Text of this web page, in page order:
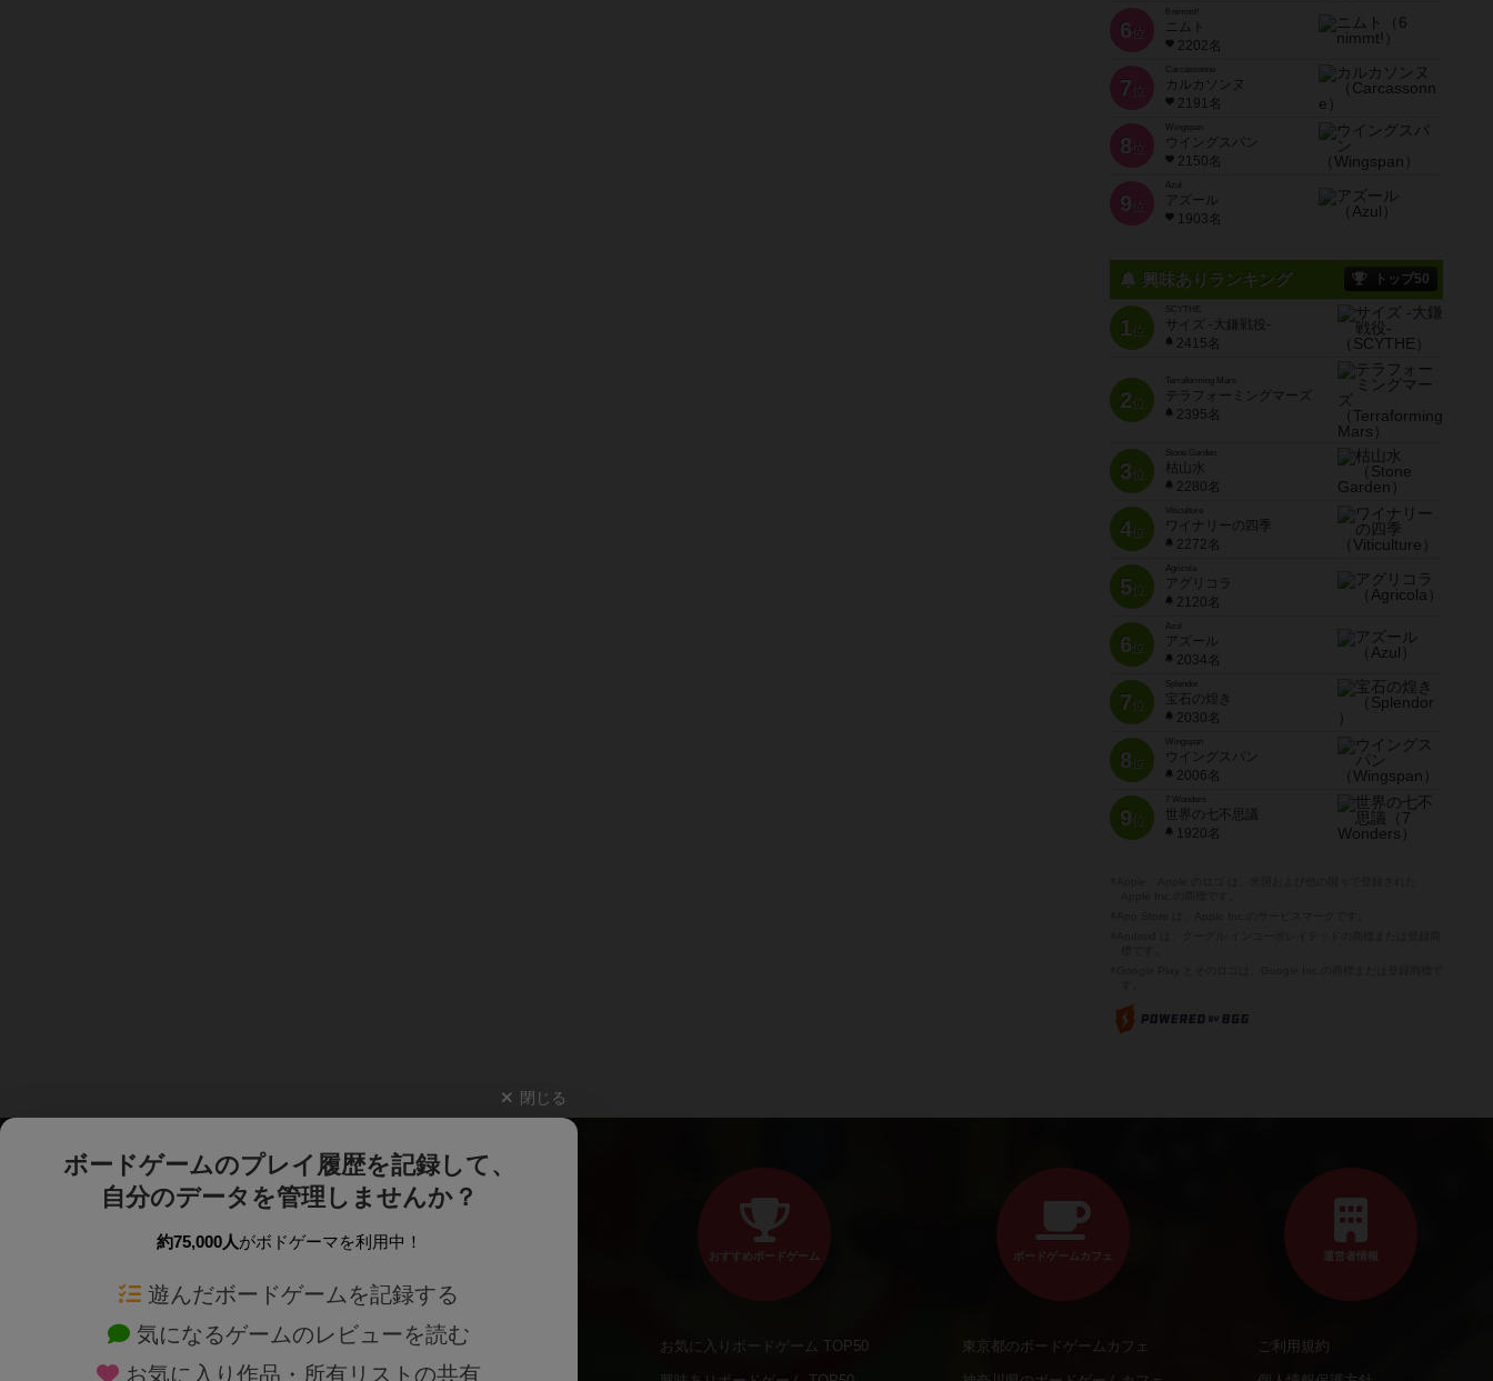
6 位
ニムト
2202名
7 位
Carcassonne
カルカソンヌ
2191名
8 位
Wingspan
ウイングスパン
2150名
9 位
Azul
アズール
1903名
興味ありランキング トップ50
1位
SCYTHE
サイズ -大鎌戦役-
2415名
2位
Terraforming Mars
テラフォーミングマーズ
2395名
3位
Stone Garden
枯山水
2280名
4位
Viticulture
ワイナリーの四季
2272名
5位
Agricola
アグリコラ
2120名
6位
Azul
アズール
2034名
7位
宝石の煌き
2030名
8位
Wingspan
ウイングスパン
2006名
9位
7 Wonders
世界の七不思議
1920名
閉じる
ボードゲームのプレイ履歴を記録して、
自分のデータを管理しませんか？
約75,000人がボドゲーマを利用中！
遊んだボードゲームを記録する
気になるゲームのレビューを読む
お気に入り作品・所有リストの共有
ボードゲームを検索する 新作・再入荷情報
おすすめボードゲーム
お気に入りボードゲーム TOP50
ボードゲームカフェ
東京都のボードゲームカフェ
運営者情報
ご利用規約